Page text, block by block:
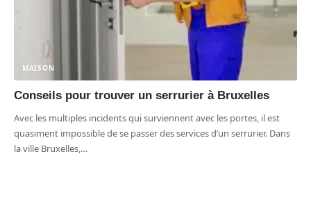
MAISON
Conseils pour trouver un serrurier à Bruxelles
Avec les multiples incidents qui surviennent avec les portes, il est
quasiment impossible de se passer des services d’un serrurier. Dans
la ville Bruxelles,…